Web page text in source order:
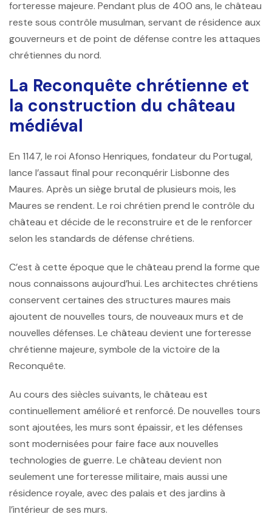
forteresse majeure. Pendant plus de 400 ans, le château
reste sous contrôle musulman, servant de résidence aux
gouverneurs et de point de défense contre les attaques
chrétiennes du nord.
La Reconquête chrétienne et
la construction du château
médiéval
En 1147, le roi Afonso Henriques, fondateur du Portugal,
lance l’assaut final pour reconquérir Lisbonne des
Maures. Après un siège brutal de plusieurs mois, les
Maures se rendent. Le roi chrétien prend le contrôle du
château et décide de le reconstruire et de le renforcer
selon les standards de défense chrétiens.
C’est à cette époque que le château prend la forme que
nous connaissons aujourd’hui. Les architectes chrétiens
conservent certaines des structures maures mais
ajoutent de nouvelles tours, de nouveaux murs et de
nouvelles défenses. Le château devient une forteresse
chrétienne majeure, symbole de la victoire de la
Reconquête.
Au cours des siècles suivants, le château est
continuellement amélioré et renforcé. De nouvelles tours
sont ajoutées, les murs sont épaissir, et les défenses
sont modernisées pour faire face aux nouvelles
technologies de guerre. Le château devient non
seulement une forteresse militaire, mais aussi une
résidence royale, avec des palais et des jardins à
l’intérieur de ses murs.